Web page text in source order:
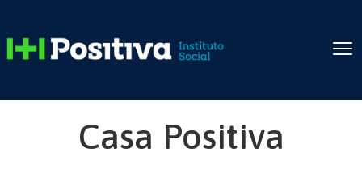
Casa Positiva